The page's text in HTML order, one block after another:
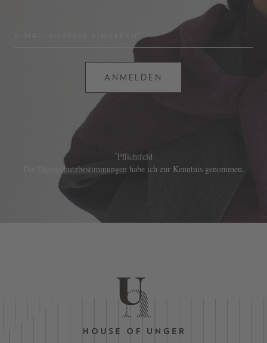
ANMELDEN
*Pflichtfeld
Datenschutzbestimmungen habe ich zur Kenntnis genommen.